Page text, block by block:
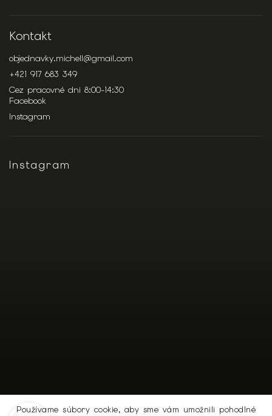
Používame súbory cookie, aby sme vám umožnili pohodlné
Kontakt
objednavky.michell@gmail.com
+421 917 683 349
Cez pracovné dni 8:00-14:30
Facebook
Instagram
Instagram